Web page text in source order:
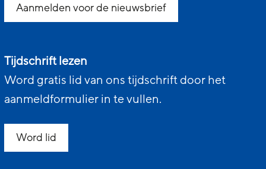
Aanmelden voor de nieuwsbrief
Tijdschrift lezen
Word gratis lid van ons tijdschrift door het
aanmeldformulier in te vullen.
Word lid